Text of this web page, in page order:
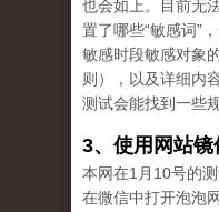
也会如上。目前无
置了哪些“敏感词”
敏感时段敏感对象
则），以及详细内
测试会能找到一些规
3、使用网站镜
本网在1月10号的
在微信中打开泡泡